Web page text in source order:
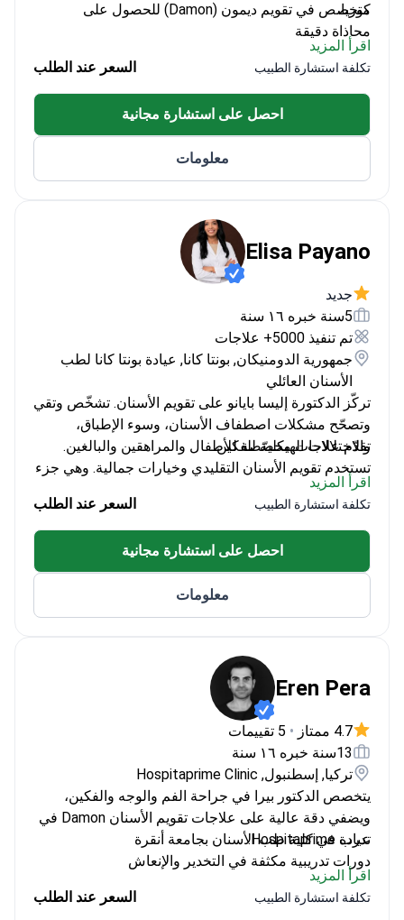
كوريا.
متخصص في تقويم ديمون (Damon) للحصول على
محاذاة دقيقة
ممارس سريري زائر في مستشفى تابع لكلية الطب
بجامعة هارفارد
عضو الجمعية الكورية لجراحي الفم والوجه والفكين
يركز على راحة المريض والرعاية الشخصية
اقرأ المزيد
تكلفة استشارة الطبيب السعر عند الطلب
احصل على استشارة مجانية
معلومات
Elisa Payano
جديد
5سنة خبره ١٦ سنة
تم تنفيذ 5000+ علاجات
جمهورية الدومنيكان, بونتا كانا, عيادة بونتا كانا لطب
الأسنان العائلي
تركّز الدكتورة إليسا بايانو على تقويم الأسنان. تشخّص وتقي
وتصحّح مشكلات اصطفاف الأسنان، وسوء الإطباق،
والاختلالات الهيكلية للفكين.
تقدّم علاجات مخصّصة للأطفال والمراهقين والبالغين.
تستخدم تقويم الأسنان التقليدي وخيارات جمالية. وهي جزء
من الفريق متعدد التخصصات في بونتا كانا دينتست لطب
الأسنان العائلي. أولويتها تحقيق نتائج وظيفية وجمالية.
اقرأ المزيد
تكلفة استشارة الطبيب السعر عند الطلب
احصل على استشارة مجانية
معلومات
Eren Pera
4.7 ممتاز •
13سنة خبره ١٦ سنة
تركيا, إسطنبول, Hospitaprime Clinic
يتخصص الدكتور بيرا في جراحة الفم والوجه والفكين،
ويضفي دقة عالية على علاجات تقويم الأسنان Damon في
عيادة Hospitaprime.
تدرب في كلية طب الأسنان بجامعة أنقرة
دورات تدريبية مكثفة في التخدير والإنعاش
جراح فم ووجه وفكين سابق في مستشفى Koru
مؤسس عيادة Hospitaprime، وهي عيادة أسنان
اقرأ المزيد
تكلفة استشارة الطبيب السعر عند الطلب